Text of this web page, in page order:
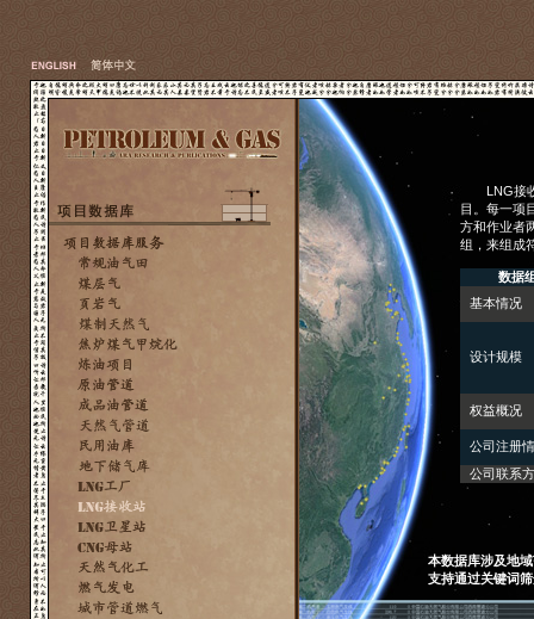
LNG接收
目。每一项
方和作业者
组，来组成
数据
基本情况
设计规模
权益概况
公司注册
公司联系
本数据库涉及地
支持通过关键词